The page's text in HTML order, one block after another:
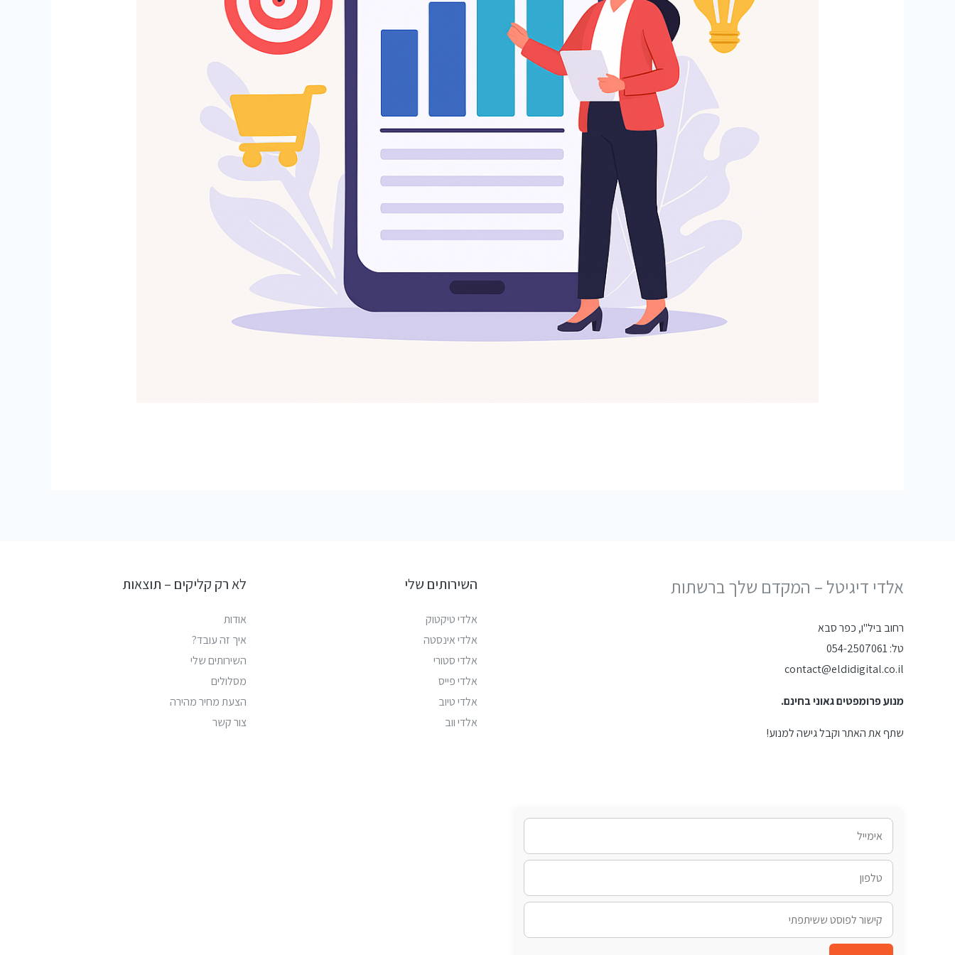
אלדי דיגיטל – המקדם שלך ברשתות
רחוב ביל"ו, כפר סבא
טל: 054-2507061
contact@eldidigital.co.il
מנוע פרומפטים גאוני בחינם.
שתף את האתר וקבל גישה למנוע!
השירותים שלי
אלדי טיקטוק
אלדי אינסטה
אלדי סטורי
אלדי פייס
אלדי טיוב
אלדי ווב
לא רק קליקים – תוצאות
אודות
איך זה עובד?
השירותים שלי
מסלולים
הצעת מחיר מהירה
צור קשר